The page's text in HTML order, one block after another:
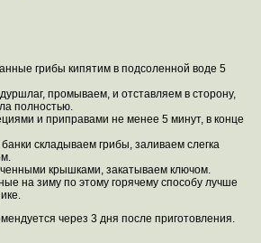
грибы кипятим в подсоленной воде 5
промываем, и отставляем в сторону,
полностью.
и приправами не менее 5 минут, в конце
складываем грибы, заливаем слегка
крышками, закатываем ключом.
на зиму по этому горячему способу лучше
через 3 дня после приготовления.